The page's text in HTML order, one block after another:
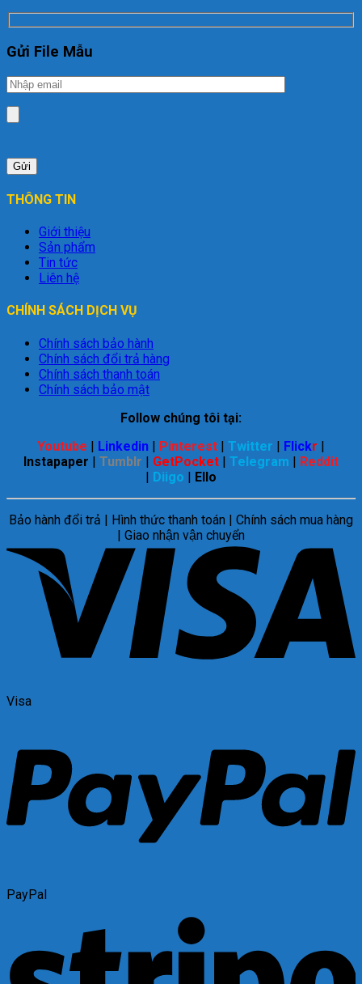
Gửi File Mẫu
THÔNG TIN
Giới thiệu
Sản phẩm
Tin tức
Liên hệ
CHÍNH SÁCH DỊCH VỤ
Chính sách bảo hành
Chính sách đổi trả hàng
Chính sách thanh toán
Chính sách bảo mật
Follow chúng tôi tại:
Youtube | Linkedin | Pinterest | Twitter | Flickr |
Instapaper | Tumblr | GetPocket | Telegram | Reddit
| Diigo | Ello
Bảo hành đổi trả | Hình thức thanh toán | Chính sách mua hàng
| Giao nhận vận chuyển
Visa
PayPal